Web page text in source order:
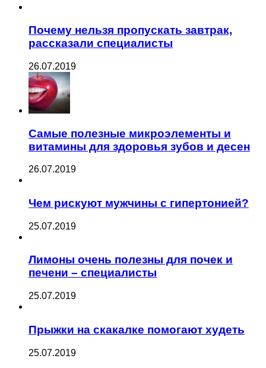
Почему нельзя пропускать завтрак,
рассказали специалисты
26.07.2019
Самые полезные микроэлементы и
витамины для здоровья зубов и десен
26.07.2019
Чем рискуют мужчины с гипертонией?
25.07.2019
Лимоны очень полезны для почек и
печени – специалисты
25.07.2019
Прыжки на скакалке помогают худеть
25.07.2019